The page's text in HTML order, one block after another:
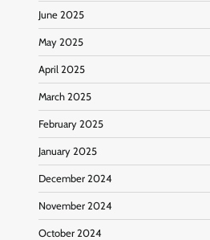
June 2025
May 2025
April 2025
March 2025
February 2025
January 2025
December 2024
November 2024
October 2024